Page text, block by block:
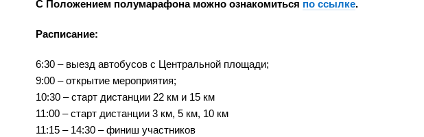
С Положением полумарафона можно ознакомиться по ссылке.
Расписание:
6:30 – выезд автобусов с Центральной площади;
9:00 – открытие мероприятия;
10:30 – старт дистанции 22 км и 15 км
11:00 – старт дистанции 3 км, 5 км, 10 км
11:15 – 14:30 – финиш участников